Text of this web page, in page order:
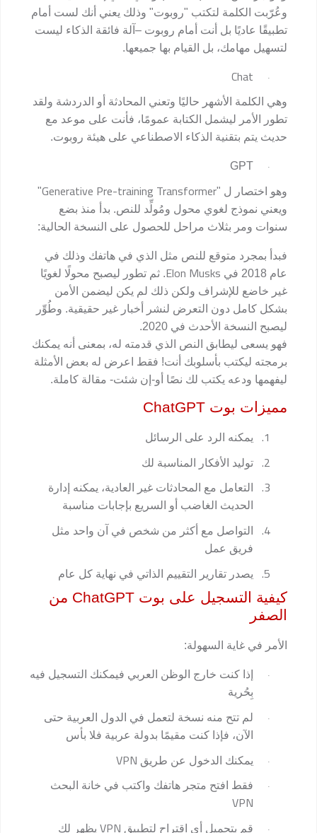
وعُرّبت الكلمة لتكتب "روبوت" وذلك يعني أنك لست أمام
تطبيقًا عاديًا بل أنت أمام روبوت –آلة فائقة الذكاء ليست
لتسهيل مهامك، بل القيام بها جميعها.
·
Chat
وهي الكلمة الأشهر حاليًا وتعني المحادثة أو الدردشة ولقد
تطور الأمر ليشمل الكتابة عمومًا، فأنت على موعد مع
حديث يتم بتقنية الذكاء الاصطناعي على هيئة روبوت.
·
GPT
وهو اختصار ل "Generative Pre-training Transformer
"
ويعني نموذج لغوي محول ومُولِّد للنص. بدأ منذ بضع
سنوات ومر بثلاث مراحل للحصول على النسخة الحالية:
فبدأ بمجرد متوقع للنص مثل الذي في هاتفك وذلك في
عام 2018 في
Elon Musks. ثم تطور ليصبح محولًا لغويًا
غير خاضع للإشراف ولكن ذلك لم يكن ليضمن الأمن
بشكل كامل دون التعرض لنشر أخبار غير حقيقية. وطُوِّر
ليصبح النسخة الأحدث في 2020.
فهو يسعى ليطابق النص الذي قدمته له، بمعنى أنه يمكنك
برمجته ليكتب بأسلوبك أنت! فقط اعرض له بعض الأمثلة
ليفهمها ودعه يكتب لك نصًا أو-إن شئت- مقالة كاملة.
مميزات بوت ChatGPT
1. يمكنه الرد على الرسائل
2. توليد الأفكار المناسبة لك
3.
التعامل مع المحادثات غير العادية، يمكنه إدارة
الحديث الغاضب أو السريع بإجابات مناسبة
4.
التواصل مع أكثر من شخص في آن واحد مثل
فريق عمل
5. يصدر تقارير التقييم الذاتي في نهاية كل عام
كيفية التسجيل على بوت ChatGPT من
الصفر
الأمر في غاية السهولة:
·
إذا كنت خارج الوظن العربي فيمكنك التسجيل فيه
بِحُرية
·
لم تتح منه نسخة لتعمل في الدول العربية حتى
الآن، فإذا كنت مقيمًا بدولة عربية فلا بأس
· يمكنك الدخول عن طريق VPN
· فقط افتح متجر هاتفك واكتب في خانة البحث
VPN
· قم بتحميل أي اقتراح لتطبيق VPNيظهر لك